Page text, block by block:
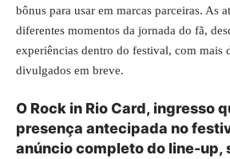
bônus para usar em marcas parceiras. As
diferentes momentos da jornada do fã,
experiências dentro do festival, com mais
divulgados em breve.
O Rock in Rio Card, ingresso
presença antecipada no
anúncio completo do line-up,